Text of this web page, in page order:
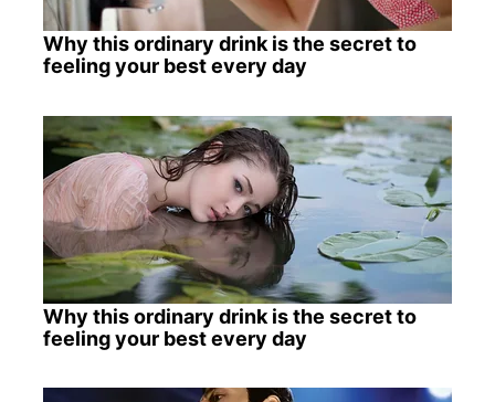
Why this ordinary drink is the secret to
feeling your best every day
Why this ordinary drink is the secret to
feeling your best every day